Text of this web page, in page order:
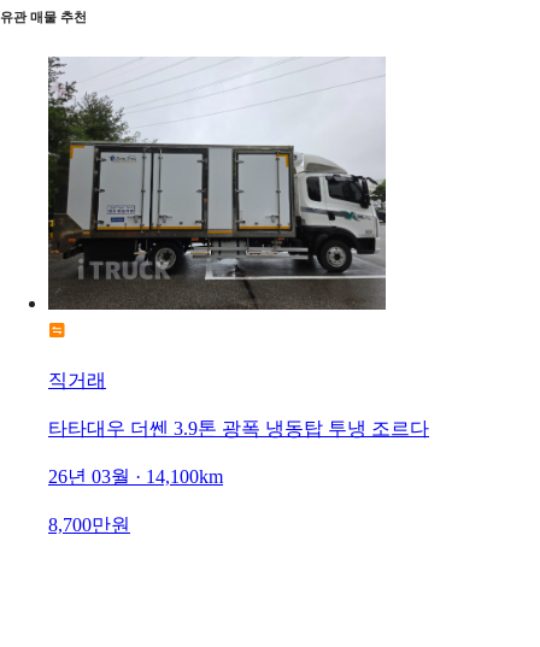
유관 매물 추천
직거래
타타대우 더쎈 3.9톤 광폭 냉동탑 투냉 조르다
26년 03월 · 14,100km
8,700만원